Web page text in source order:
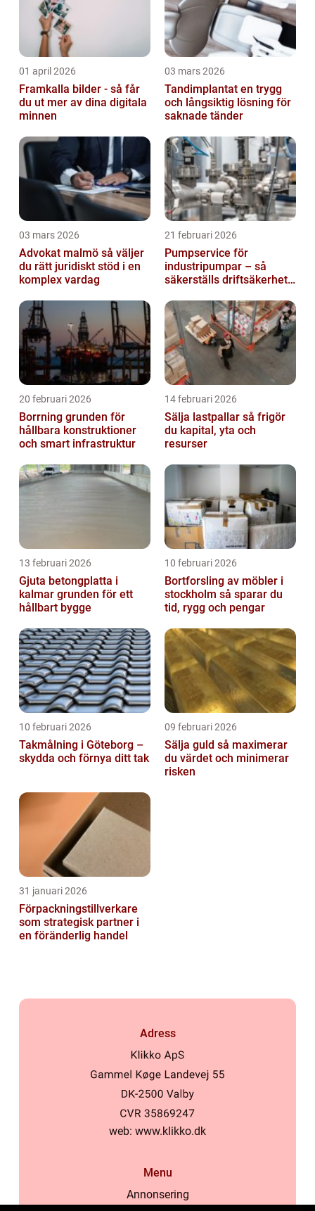
01 april 2026
Framkalla bilder - så får
du ut mer av dina digitala
minnen
03 mars 2026
Tandimplantat en trygg
och långsiktig lösning för
saknade tänder
03 mars 2026
Advokat malmö så väljer
du rätt juridiskt stöd i en
komplex vardag
21 februari 2026
Pumpservice för
industripumpar – så
säkerställs driftsäkerhet
20 februari 2026
Borrning grunden för
hållbara konstruktioner
och smart infrastruktur
14 februari 2026
Sälja lastpallar så frigör
du kapital, yta och
resurser
13 februari 2026
Gjuta betongplatta i
kalmar grunden för ett
hållbart bygge
10 februari 2026
Bortforsling av möbler i
stockholm så sparar du
tid, rygg och pengar
10 februari 2026
Takmålning i Göteborg –
skydda och förnya ditt tak
09 februari 2026
Sälja guld så maximerar
du värdet och minimerar
risken
31 januari 2026
Förpackningstillverkare
som strategisk partner i
en föränderlig handel
Adress
web: www.klikko.dk
Menu
Annonsering